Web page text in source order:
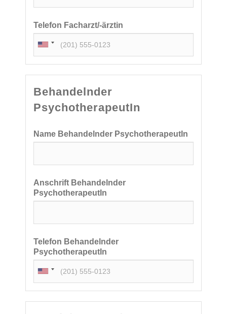
Telefon Facharzt/-ärztin
Behandelnder
PsychotherapeutIn
Name Behandelnder PsychotherapeutIn
Anschrift Behandelnder
PsychotherapeutIn
Telefon Behandelnder
PsychotherapeutIn